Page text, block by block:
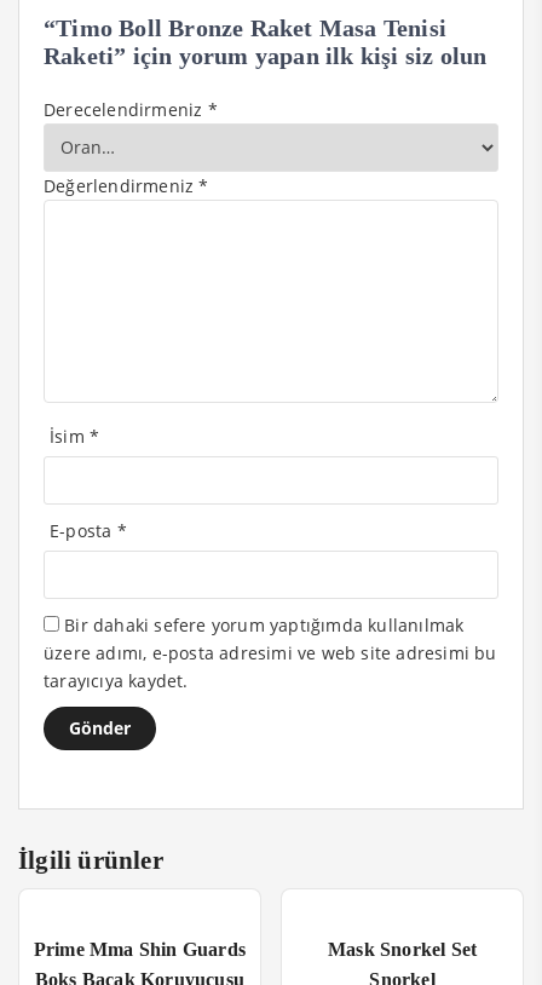
“Timo Boll Bronze Raket Masa Tenisi
Raketi” için yorum yapan ilk kişi siz olun
Derecelendirmeniz *
Değerlendirmeniz*
İsim *
E-posta *
Bir dahaki sefere yorum yaptığımda kullanılmak
üzere adımı, e-posta adresimi ve web site adresimi bu
tarayıcıya kaydet.
İlgili ürünler
Prime Mma Shin Guards
Boks Bacak Koruyucusu
Mask Snorkel Set
Şnorkel